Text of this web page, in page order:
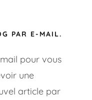
PAR E-MAIL.
pour vous
une
article par